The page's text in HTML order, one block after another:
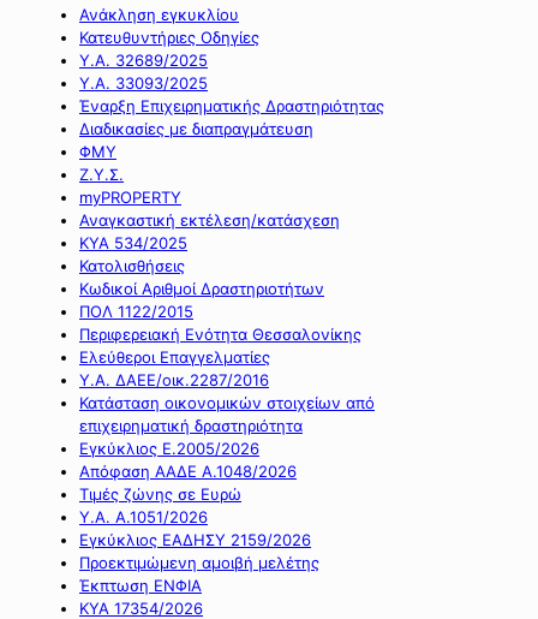
Ανάκληση εγκυκλίου
Κατευθυντήριες Οδηγίες
Υ.Α. 32689/2025
Υ.Α. 33093/2025
Έναρξη Επιχειρηματικής Δραστηριότητας
Διαδικασίες με διαπραγμάτευση
ΦΜΥ
Ζ.Υ.Σ.
myPROPERTY
Αναγκαστική εκτέλεση/κατάσχεση
ΚΥΑ 534/2025
Κατολισθήσεις
Κωδικοί Αριθμοί Δραστηριοτήτων
ΠΟΛ 1122/2015
Περιφερειακή Ενότητα Θεσσαλονίκης
Ελεύθεροι Επαγγελματίες
Υ.Α. ΔΑΕΕ/οικ.2287/2016
Κατάσταση οικονομικών στοιχείων από
επιχειρηματική δραστηριότητα
Εγκύκλιος Ε.2005/2026
Απόφαση ΑΑΔΕ Α.1048/2026
Τιμές ζώνης σε Ευρώ
Υ.Α. Α.1051/2026
Εγκύκλιος ΕΑΔΗΣΥ 2159/2026
Προεκτιμώμενη αμοιβή μελέτης
Έκπτωση ΕΝΦΙΑ
ΚΥΑ 17354/2026